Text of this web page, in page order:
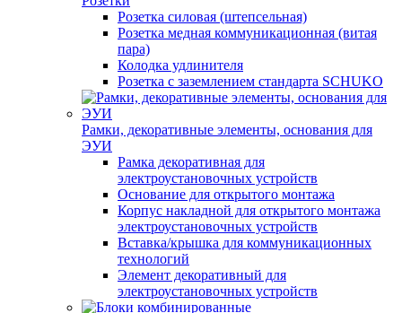
Розетка силовая (штепсельная)
Розетка медная коммуникационная (витая
пара)
Колодка удлинителя
Розетка с заземлением стандарта SCHUKO
Рамки, декоративные элементы, основания для
ЭУИ
Рамка декоративная для
электроустановочных устройств
Основание для открытого монтажа
Корпус накладной для открытого монтажа
электроустановочных устройств
Вставка/крышка для коммуникационных
технологий
Элемент декоративный для
электроустановочных устройств